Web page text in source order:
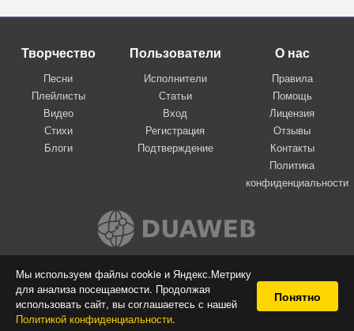
Мы используем файлы cookie и Яндекс.Метрику
для анализа посещаемости. Продолжая
использовать сайт, вы соглашаетесь с нашей
Политикой конфиденциальности.
Понятно
Творчество
Песни
Плейлисты
Видео
Стихи
Блоги
Пользователи
Исполнители
Статьи
Вход
Регистрация
Подтверждение
О нас
Правила
Помощь
Лицензия
Отзывы
Контакты
Политика
конфиденциальности
Вконтакте
© 2009-2026 Я-пою
Музыкальный сайт самовыражения